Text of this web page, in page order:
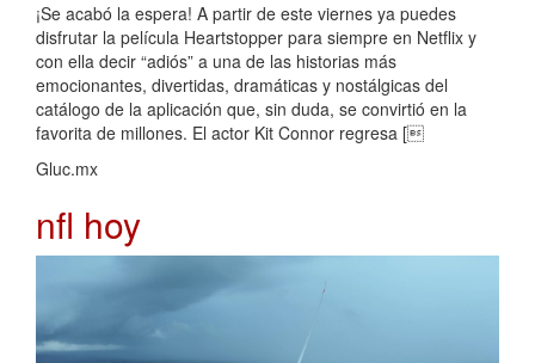
¡Se acabó la espera! A partir de este viernes ya puedes
disfrutar la película Heartstopper para siempre en Netflix y
con ella decir “adiós” a una de las historias más
emocionantes, divertidas, dramáticas y nostálgicas del
catálogo de la aplicación que, sin duda, se convirtió en la
favorita de millones. El actor Kit Connor regresa [
Gluc.mx
nfl hoy